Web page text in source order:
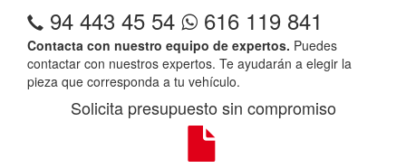
94 443 45 54 616 119 841
Contacta con nuestro equipo de expertos. Puedes
contactar con nuestros expertos. Te ayudarán a elegir la
pieza que corresponda a tu vehículo.
Solicita presupuesto sin compromiso